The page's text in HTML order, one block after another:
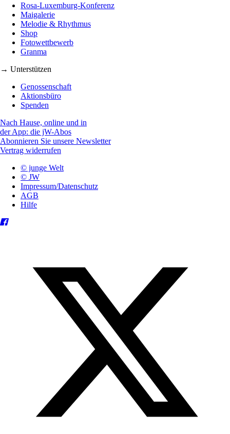
Rosa-Luxemburg-Konferenz
Maigalerie
Melodie & Rhythmus
Shop
Fotowettbewerb
Granma
→ Unterstützen
Genossenschaft
Aktionsbüro
Spenden
Nach Hause, online und in
der App: die jW-Abos
Abonnieren Sie unsere Newsletter
Vertrag widerrufen
© junge Welt
© JW
Impressum/Datenschutz
AGB
Hilfe